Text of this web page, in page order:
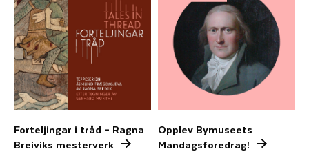
Forteljingar i tråd – Ragna
Breiviks mesterverk
Opplev Bymuseets
Mandagsforedrag!